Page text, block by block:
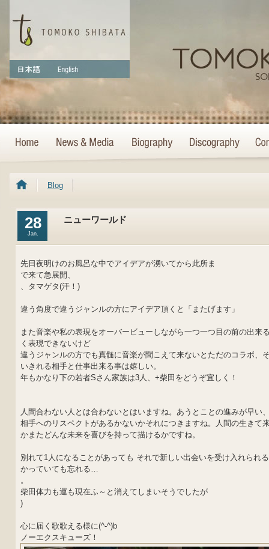
Blog
28
Jan.
ニューワールド
先日夜明けのお風呂な中でアイデアが湧いてから此所ま
で来て急展開、
、タマゲタ(汗！)
違う角度で違うジャンルの方にアイデア頂くと「またげます」
また音楽や私の表現をオーバービューしながら一つ一つ目の前の出来
く表現できないけど
違うジャンルの方でも真髄に音楽が聞こえて来ないとただのコラボ、
いきれる相手と仕事出来る事は嬉しい。
年もかなり下の若者Sさん家族は3人、+柴田をどうぞ宜しく！
人間合わない人とは合わないとはいますね。あうとことの進みが早い
相手へのリスペクトがあるかないかそれにつきますね。人間の生きて
かまたどんな未来を喜びを持って描けるかですね。
別れて1人になることがあっても それで新しい出会いを受け入れられ
かっていても忘れる…
。
柴田体力も運も現在ふ～と消えてしまいそうでしたが
)
心に届く歌歌える様に(^-^)b
ノーエクスキューズ！